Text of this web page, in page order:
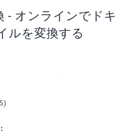
- オンラインでドキ
ルを変換する